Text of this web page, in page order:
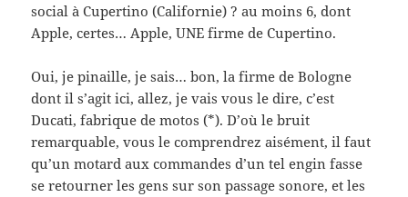
social à Cupertino (Californie) ? au moins 6, dont
Apple, certes… Apple, UNE firme de Cupertino.
Oui, je pinaille, je sais… bon, la firme de Bologne
dont il s’agit ici, allez, je vais vous le dire, c’est
Ducati, fabrique de motos (*). D’où le bruit
remarquable, vous le comprendrez aisément, il faut
qu’un motard aux commandes d’un tel engin fasse
se retourner les gens sur son passage sonore, et les